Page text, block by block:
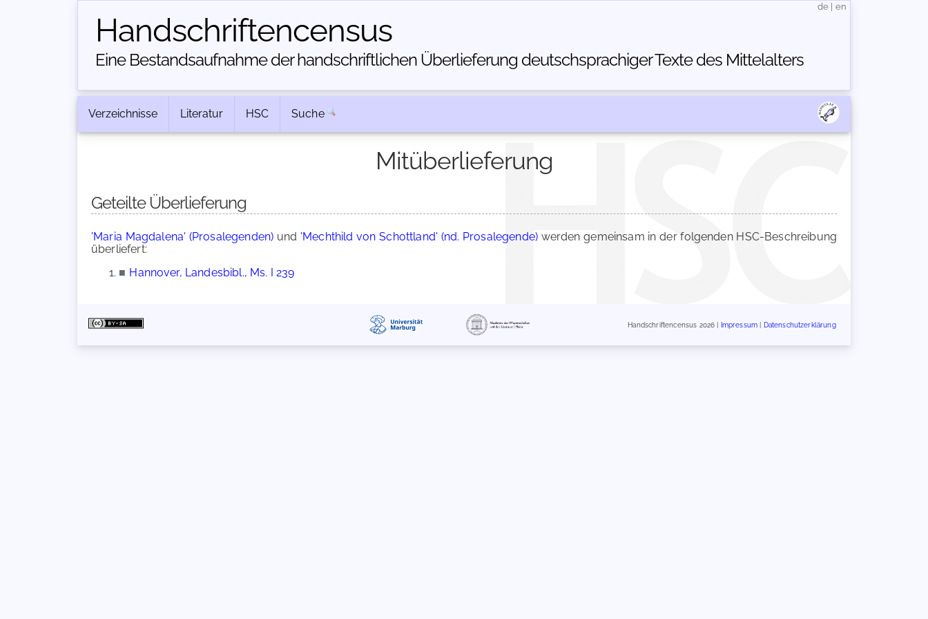
Handschriften­census
Eine Bestandsaufnahme der handschriftlichen Über­lieferung deutschsprachiger Texte des Mittelalters
de en
Verzeichnisse Literatur HSC Suche
Mitüberlieferung
Geteilte Überlieferung
'Maria Magdalena' (Prosalegenden) und 'Mechthild von Schottland' (nd. Prosalegende) werden gemeinsam in der folgenden HSC-Beschreibung
überliefert:
■ Hannover, Landesbibl., Ms. I 239
Handschriftencensus 2026 | Impressum Datenschutzerklärung